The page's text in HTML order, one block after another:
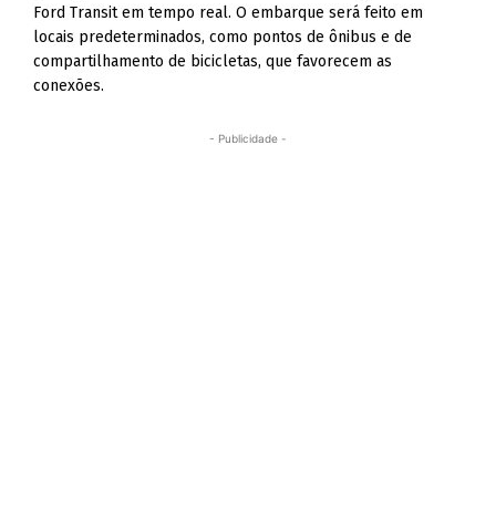
Ford Transit em tempo real. O embarque será feito em
locais predeterminados, como pontos de ônibus e de
compartilhamento de bicicletas, que favorecem as
conexões.
- Publicidade -